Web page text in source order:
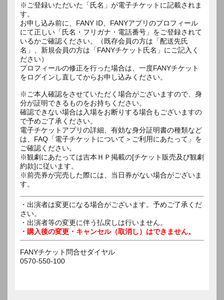
※ご登録いただいた「氏名」が電子チケットに記載されま
す。
お申し込み前に、FANY ID、FANYアプリのプロフィール
にて正しい「氏名・フリガナ・電話番号」をご登録されて
いるかご確認ください。（既存会員の方は「配送先氏
名」、新規会員の方は「FANYチケット氏名」にご記入く
ださい）
プロフィールの修正を行った場合は、一度FANYチケット
をログインし直してからお申し込みください。
※ご本人確認をさせていただく場合がございますので、身
分が証明できるものをお持ちください。
確認できない場合は入場をお断りする場合もございますの
で予めご了承ください。
電子チケットアプリの詳細、有効な身分証明書の種類など
は、FAQ「電子チケットについて＞ご利用にあたって」を
ご確認ください。
※観劇にあたっては吉本ＨＰ掲載の[チケット販売及び観劇
約款]に従います。
※前売券が完売した際には、当日券がない場合がございま
す。
・出演者は変更になる場合がございます。予めご了承くだ
さい。
・出演者等の変更に伴う払戻しは行いません。
・購入後の変更・キャンセル（取消し）はできません。
FANYチケット問合せダイヤル
0570-550-100